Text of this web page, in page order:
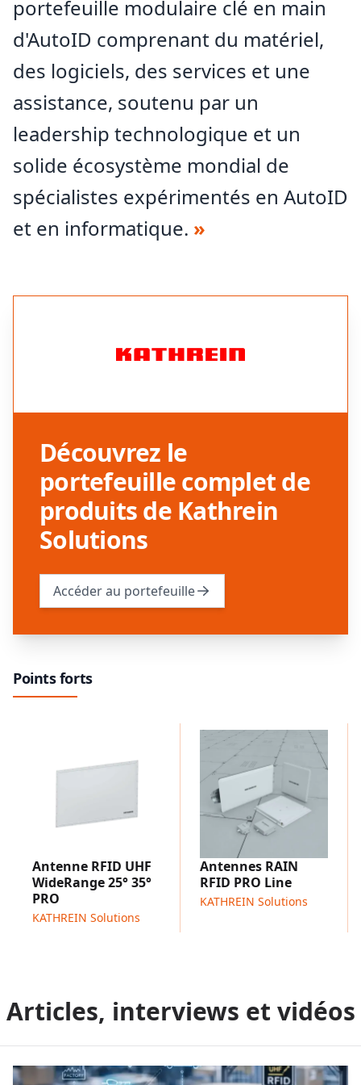
portefeuille modulaire clé en main
d'AutoID comprenant du matériel,
des logiciels, des services et une
assistance, soutenu par un
leadership technologique et un
solide écosystème mondial de
spécialistes expérimentés en AutoID
et en informatique. »
Découvrez le
portefeuille complet de
produits de Kathrein
Solutions
Accéder au portefeuille
Points forts
Antenne RFID UHF
WideRange 25° 35°
PRO
KATHREIN Solutions
Antennes RAIN
RFID PRO Line
KATHREIN Solutions
Articles, interviews et vidéos